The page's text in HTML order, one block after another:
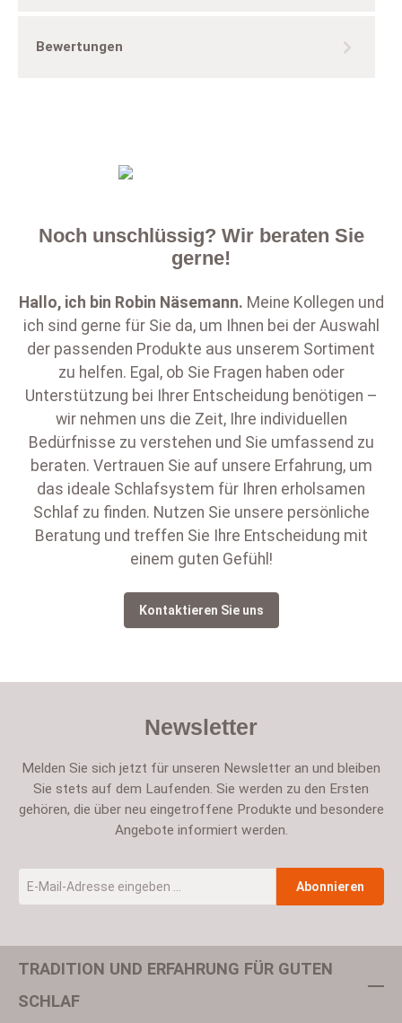
Bewertungen
Noch unschlüssig? Wir beraten Sie
gerne!
Hallo, ich bin Robin Näsemann. Meine Kollegen und
ich sind gerne für Sie da, um Ihnen bei der Auswahl
der passenden Produkte aus unserem Sortiment
zu helfen. Egal, ob Sie Fragen haben oder
Unterstützung bei Ihrer Entscheidung benötigen –
wir nehmen uns die Zeit, Ihre individuellen
Bedürfnisse zu verstehen und Sie umfassend zu
beraten. Vertrauen Sie auf unsere Erfahrung, um
das ideale Schlafsystem für Ihren erholsamen
Schlaf zu finden. Nutzen Sie unsere persönliche
Beratung und treffen Sie Ihre Entscheidung mit
einem guten Gefühl!
Kontaktieren Sie uns
Newsletter
Melden Sie sich jetzt für unseren Newsletter an und bleiben
Sie stets auf dem Laufenden. Sie werden zu den Ersten
gehören, die über neu eingetroffene Produkte und besondere
Angebote informiert werden.
Abonnieren
Um weiterzugehen, geben Sie die oben abgebildeten Zeichen ein
TRADITION UND ERFAHRUNG FÜR GUTEN
SCHLAF